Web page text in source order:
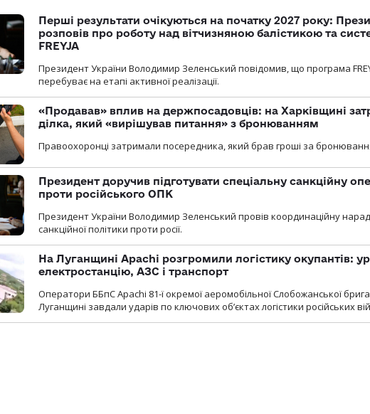
Перші результати очікуються на початку 2027 року:
розповів про роботу над вітчизняною балістикою та
FREYJA
Президент України Володимир Зеленський повідомив, що програма
перебуває на етапі активної реалізації.
«Продавав» вплив на держпосадовців: на Харківщині
ділка, який «вирішував питання» з бронюванням
Правоохоронці затримали посередника, який брав гроші за
Президент доручив підготувати спеціальну санкційну
проти російського ОПК
Президент України Володимир Зеленський провів координаційну
санкційної політики проти росії.
На Луганщині Apachi розгромили логістику окупантів:
електростанцію, АЗС і транспорт
Оператори ББпС Apachi 81-ї окремої аеромобільної Слобожанської
Луганщині завдали ударів по ключових об’єктах логістики російських